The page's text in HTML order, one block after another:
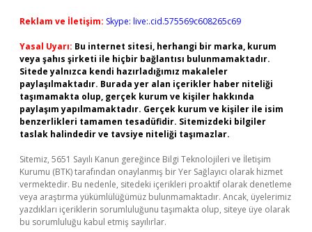
Reklam ve İletişim: Skype: live:.cid.575569c608265c69
Yasal Uyarı: Bu internet sitesi, herhangi bir marka, kurum
veya şahıs şirketi ile hiçbir bağlantısı bulunmamaktadır.
Sitede yalnızca kendi hazırladığımız makaleler
paylaşılmaktadır. Burada yer alan içerikler haber niteliği
taşımamakta olup, gerçek kurum ve kişiler hakkında
paylaşım yapılmamaktadır. Gerçek kurum ve kişiler ile isim
benzerlikleri tamamen tesadüfidir. Sitemizdeki bilgiler
taslak halindedir ve tavsiye niteliği taşımazlar.
Sitemiz, 5651 Sayılı Kanun gereğince Bilgi Teknolojileri ve İletişim
Kurumu (BTK) tarafından onaylanmış bir Yer Sağlayıcı olarak hizmet
vermektedir. Bu nedenle, sitedeki içerikleri proaktif olarak denetleme
veya araştırma yükümlülüğümüz bulunmamaktadır. Ancak, üyelerimiz
yazdıkları içeriklerin sorumluluğunu taşımakta olup, siteye üye olarak
bu sorumluluğu kabul etmiş sayılırlar.